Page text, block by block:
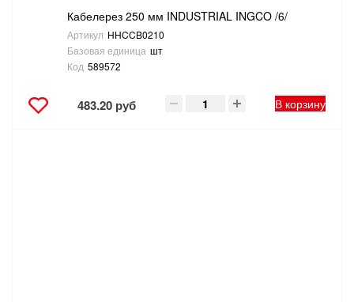
Кабелерез 250 мм INDUSTRIAL INGCO /6/
Артикул HHCCB0210
Базовая единица шт
Код 589572
483.20 руб В корзину